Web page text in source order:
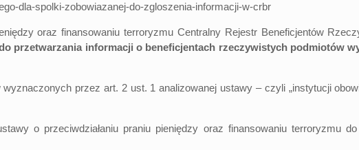
dla-spolki-zobowiazanej-do-zgloszenia-informacji-w-crbr
oraz finansowaniu terroryzmu Centralny Rejestr Beneficjentów
przetwarzania informacji o beneficjentach rzeczywistych podmiotów
przez art. 2 ust. 1 analizowanej ustawy – czyli „instytucji
przeciwdziałaniu praniu pieniędzy oraz finansowaniu terroryzmu do